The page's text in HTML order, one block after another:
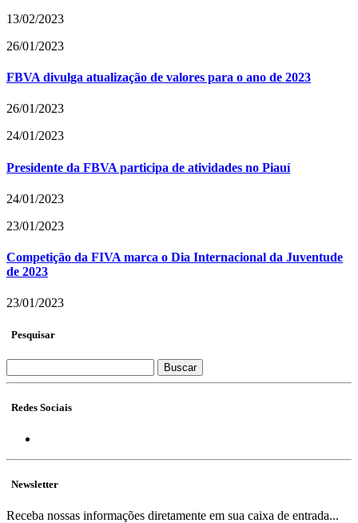
13/02/2023
26/01/2023
FBVA divulga atualização de valores para o ano de 2023
26/01/2023
24/01/2023
Presidente da FBVA participa de atividades no Piauí
24/01/2023
23/01/2023
Competição da FIVA marca o Dia Internacional da Juventude
de 2023
23/01/2023
Pesquisar
Buscar
Redes Sociais
Newsletter
Receba nossas informações diretamente em sua caixa de entrada...